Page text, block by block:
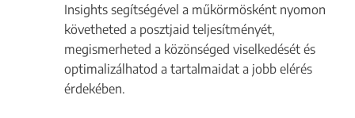
Insights segítségével a műkörmösként nyomon
követheted a posztjaid teljesítményét,
megismerheted a közönséged viselkedését és
optimalizálhatod a tartalmaidat a jobb elérés
érdekében.